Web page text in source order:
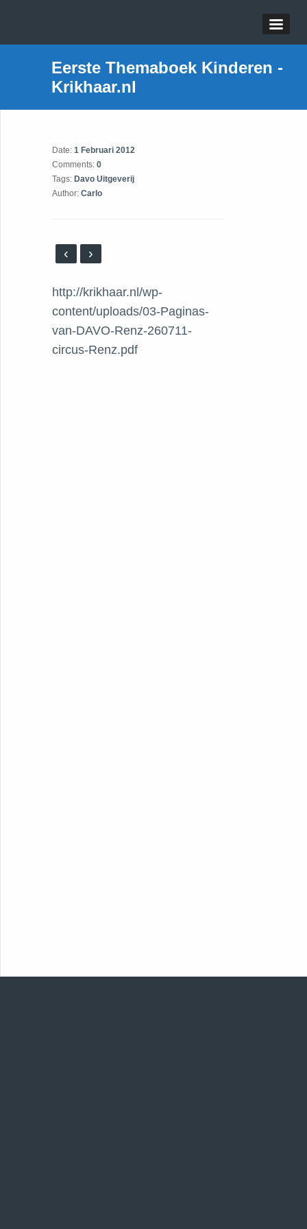
Eerste Themaboek Kinderen -
Krikhaar.nl
Date: 1 Februari 2012
Comments: 0
Tags: Davo Uitgeverij
Author: Carlo
‹ ›
http://krikhaar.nl/wp-
content/uploads/03-Paginas-
van-DAVO-Renz-260711-
circus-Renz.pdf